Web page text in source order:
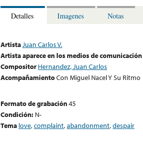
Detalles Imagenes Notas
ArtistaJuan Carlos V.
Artista aparece en los medios de comunicación
Compositor Hernandez, Juan Carlos
AcompañamientoCon Miguel Nacel Y Su Ritmo
Formato de grabación45
Condición: N-
Tema love,complaint,abandonment,despair